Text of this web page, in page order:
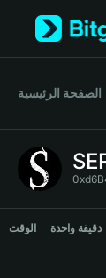
Tiếng Việt
Español
Français
Deutsch
繁體中文
الصفحة الرئيسية
SERAPH Price
الوقت دقيقة واحدة